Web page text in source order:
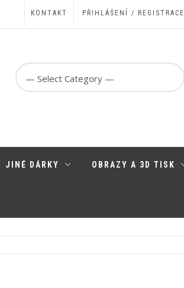
KONTAKT PŘIHLÁŠENÍ / REGISTRACE
JINÉ DÁRKY OBRAZY A 3D TISK